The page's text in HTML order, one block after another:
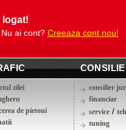
logat!
ai cont?Creeaza cont nou!
zilei
de pietoni
consilier
financiar
service/
tuning